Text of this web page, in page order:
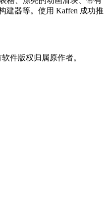
建器等。使用 Kaffen 成功推
件版权归属原作者。